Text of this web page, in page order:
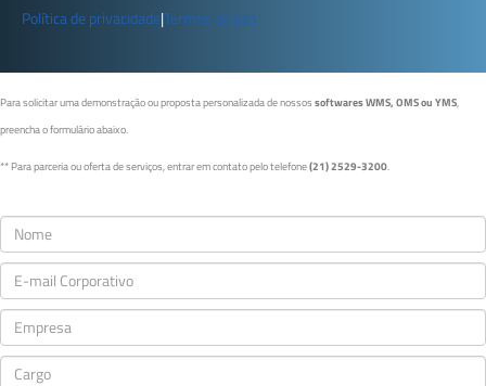
Política de privacidade|Termos de uso
Para solicitar uma demonstração ou proposta personalizada de nossossoftwares WMS, OMS ou YMS,
preencha o formulário abaixo.
** Para parceria ou oferta de serviços, entrar em contato pelo telefone(21) 2529-3200.